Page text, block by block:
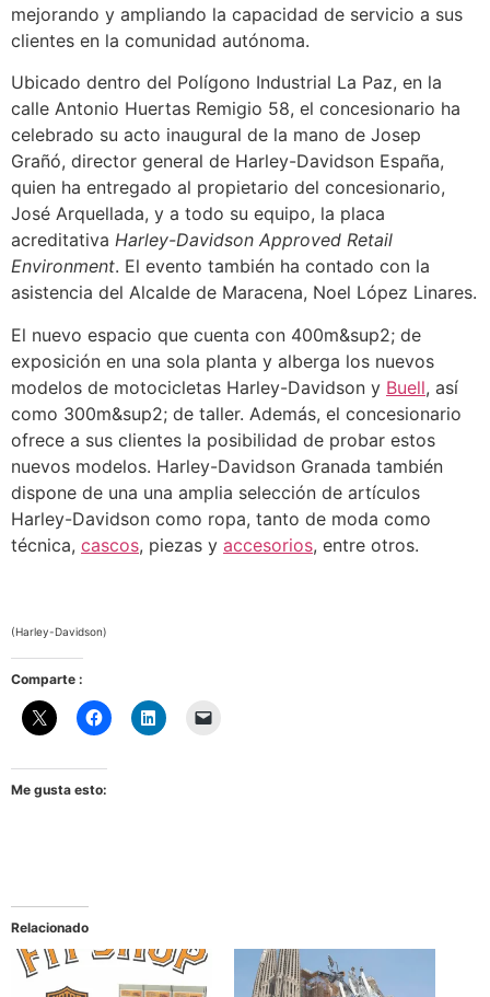
mejorando y ampliando la capacidad de servicio a sus
clientes en la comunidad autónoma.
Ubicado dentro del Polígono Industrial La Paz, en la
calle Antonio Huertas Remigio 58, el concesionario ha
celebrado su acto inaugural de la mano de Josep
Grañó, director general de Harley-Davidson España,
quien ha entregado al propietario del concesionario,
José Arquellada, y a todo su equipo, la placa
acreditativa Harley-Davidson Approved Retail
Environment. El evento también ha contado con la
asistencia del Alcalde de Maracena, Noel López Linares.
El nuevo espacio que cuenta con 400m&sup2; de
exposición en una sola planta y alberga los nuevos
modelos de motocicletas Harley-Davidson y Buell, así
como 300m&sup2; de taller. Además, el concesionario
ofrece a sus clientes la posibilidad de probar estos
nuevos modelos. Harley-Davidson Granada también
dispone de una una amplia selección de artículos
Harley-Davidson como ropa, tanto de moda como
técnica, cascos, piezas y accesorios, entre otros.
(Harley-Davidson)
Comparte :
Me gusta esto:
Relacionado